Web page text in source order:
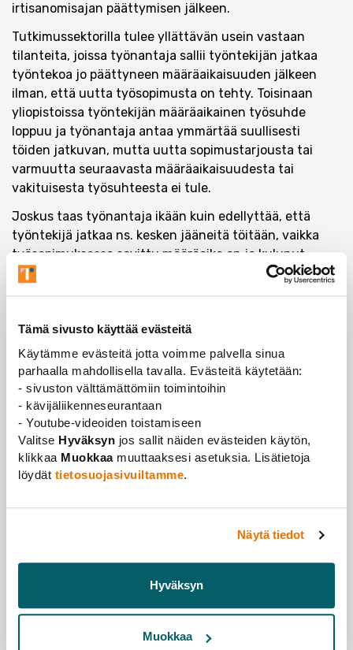
Tämä sivusto käyttää evästeitä
Käytämme evästeitä jotta voimme palvella sinua
parhaalla mahdollisella tavalla. Evästeitä käytetään:
- sivuston välttämättömiin toimintoihin
- kävijäliikenneseurantaan
- Youtube-videoiden toistamiseen
Valitse Hyväksyn jos sallit näiden evästeiden käytön,
klikkaa Muokkaamuuttaaksesi asetuksia. Lisätietoja
löydät tietosuojasivuiltamme.
Näytä tiedot
Hyväksyn
Muokkaa
irtisanomisajan päättymisen jälkeen.
Tutkimussektorilla tulee yllättävän usein vastaan
tilanteita, joissa työnantaja sallii työntekijän jatkaa
työntekoa jo päättyneen määräaikaisuuden jälkeen
ilman, että uutta työsopimusta on tehty. Toisinaan
yliopistoissa työntekijän määräaikainen työsuhde
loppuu ja työnantaja antaa ymmärtää suullisesti
töiden jatkuvan, mutta uutta sopimustarjousta tai
varmuutta seuraavasta määräaikaisuudesta tai
vakituisesta työsuhteesta ei tule.
Joskus taas työnantaja ikään kuin edellyttää, että
työntekijä jatkaa ns. kesken jääneitä töitään, vaikka
työsopimuksessa sovittu määräaika on jo kulunut
umpeen.
Toisinaan työntekijä jatkaa töitä normaalisti esimiehen
odotellen tietoa mahdollisesta uudesta
työsopimuksesta, jota ei sitten välttämättä tulekaan.
Monikaan esimies ei osaa ottaa huomioon sitä, että
tällaisessa tilanteessa työntekijän työsuhde saattaa
muuttua sopimussuhteen hiljaisen pidennyksen myötä
toistaiseksi voimassa olevaksi.
Kyseessä ei ole työsuhteen hiljainen pidentyminen, jos
määräaikaisen työsuhteen pidentämisestä tiettyyn
päivämäärään saakka tai tekevät uuden sopimuksen
sopimusta uudella määräaikaisella sopimuksella vai
salliko työnantaja muutoin jatkaa työntekoa,
näyttövelvollisuus on sillä, joka vetoaa siihen, että